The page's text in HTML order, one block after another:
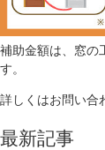
補助金額は、窓の
す。
詳しくはお問い合
最新記事